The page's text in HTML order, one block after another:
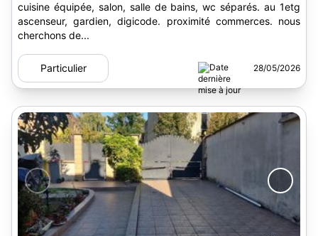
cuisine équipée, salon, salle de bains, wc séparés. au 1etg
ascenseur, gardien, digicode. proximité commerces. nous
cherchons de...
Particulier 28/05/2026